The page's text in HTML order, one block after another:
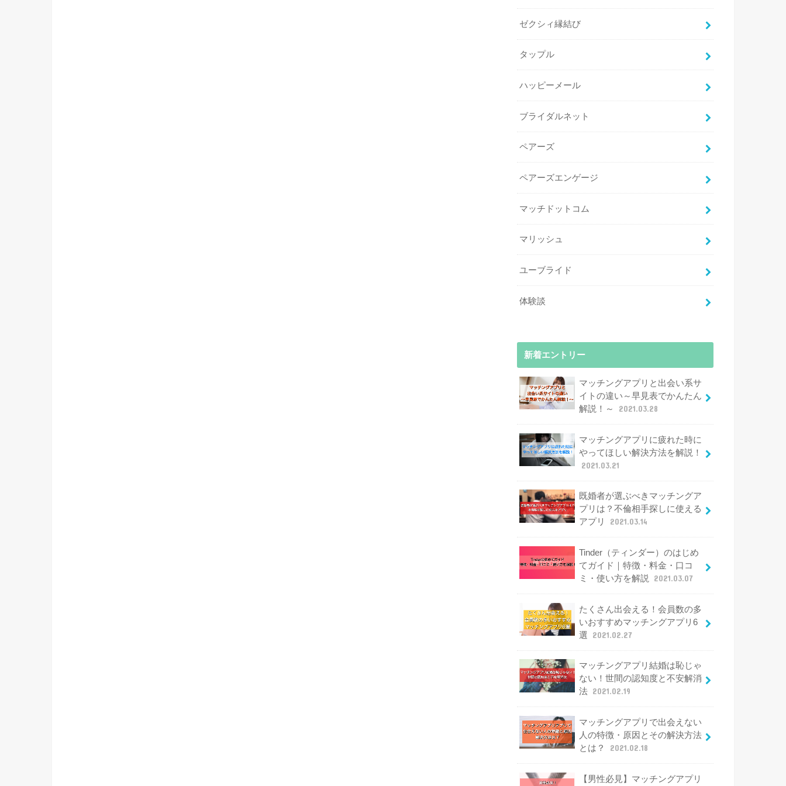
ゼクシィ縁結び
タップル
ハッピーメール
ブライダルネット
ペアーズ
ペアーズエンゲージ
マッチドットコム
マリッシュ
ユーブライド
体験談
新着エントリー
マッチングアプリと出会い系サ
イトの違い～早見表でかんたん
解説！～
2021.03.28
マッチングアプリに疲れた時に
やってほしい解決方法を解説！
2021.03.21
既婚者が選ぶべきマッチングア
プリは？不倫相手探しに使える
アプリ
2021.03.14
Tinder（ティンダー）のはじめ
てガイド｜特徴・料金・口コ
ミ・使い方を解説
2021.03.07
たくさん出会える！会員数の多
いおすすめマッチングアプリ6
選
2021.02.27
マッチングアプリ結婚は恥じゃ
ない！世間の認知度と不安解消
法 2021.02.19
マッチングアプリで出会えない
人の特徴・原因とその解決方法
とは？
2021.02.18
【男性必見】マッチングアプリ